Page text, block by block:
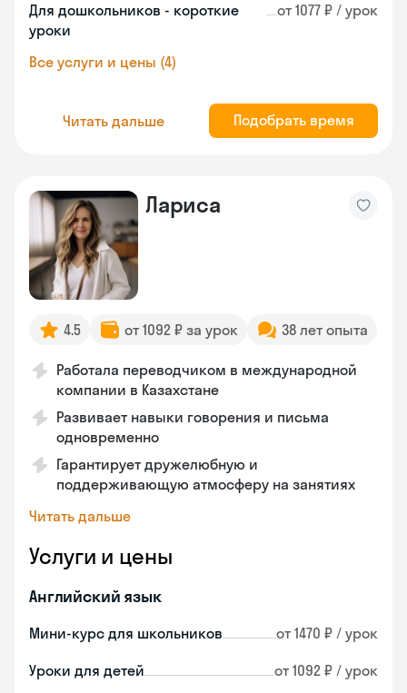
Для дошкольников - короткие
уроки
от 1077 ₽ / урок
Все услуги и цены (4)
Читать дальше Подобрать время
Лариса
4.5 от 1092 ₽ за урок 38 лет опыта
Работала переводчиком в международной
компании в Казахстане
Развивает навыки говорения и письма
одновременно
Гарантирует дружелюбную и
поддерживающую атмосферу на занятиях
Читать дальше
Услуги и цены
Английский язык
Мини-курс для школьников от 1470 ₽ / урок
Уроки для детей от 1092 ₽ / урок